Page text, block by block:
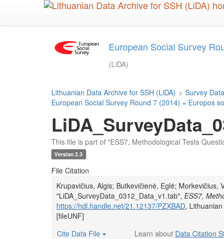
European Social Survey
(LiDA)
Lithuanian Data Archive for SSH (LiDA) > Survey
European Social Survey Round 7 (2014) = Europos
This file is part of "ESS7, Methodological Tests
Version 2.3
File Citation
Krupavičius, Algis; Butkevičienė, Eglė;
"LiDA_SurveyData_0312_Data_v1.tab", ESS7,
https://hdl.handle.net/21.12137/PZXBAD,
[fileUNF]
Cite Data File
Learn about Data Citation